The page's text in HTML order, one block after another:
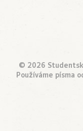
© 2026
Používáme písma